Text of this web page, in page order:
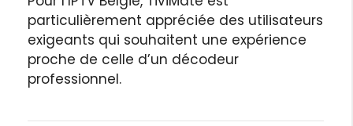
particulièrement appréciée des utilisateurs
exigeants qui souhaitent une expérience
proche de celle d’un décodeur
professionnel.